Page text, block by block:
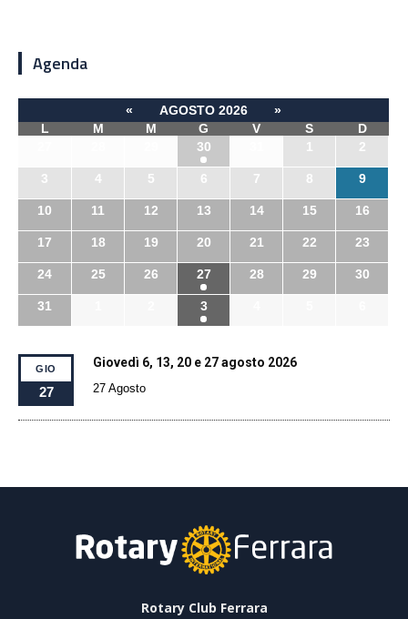
Agenda
« AGOSTO 2026
»
L
M M G V S
D
30 1 2
3 4 5 6 7 8 9
10 11 12 13 14 15 16
17 18 19 20 21 22 23
24 25 26 27 28 29 30
31 3
GIO
27
Giovedì 6, 13, 20 e 27 agosto 2026
27 Agosto
Rotary Club Ferrara